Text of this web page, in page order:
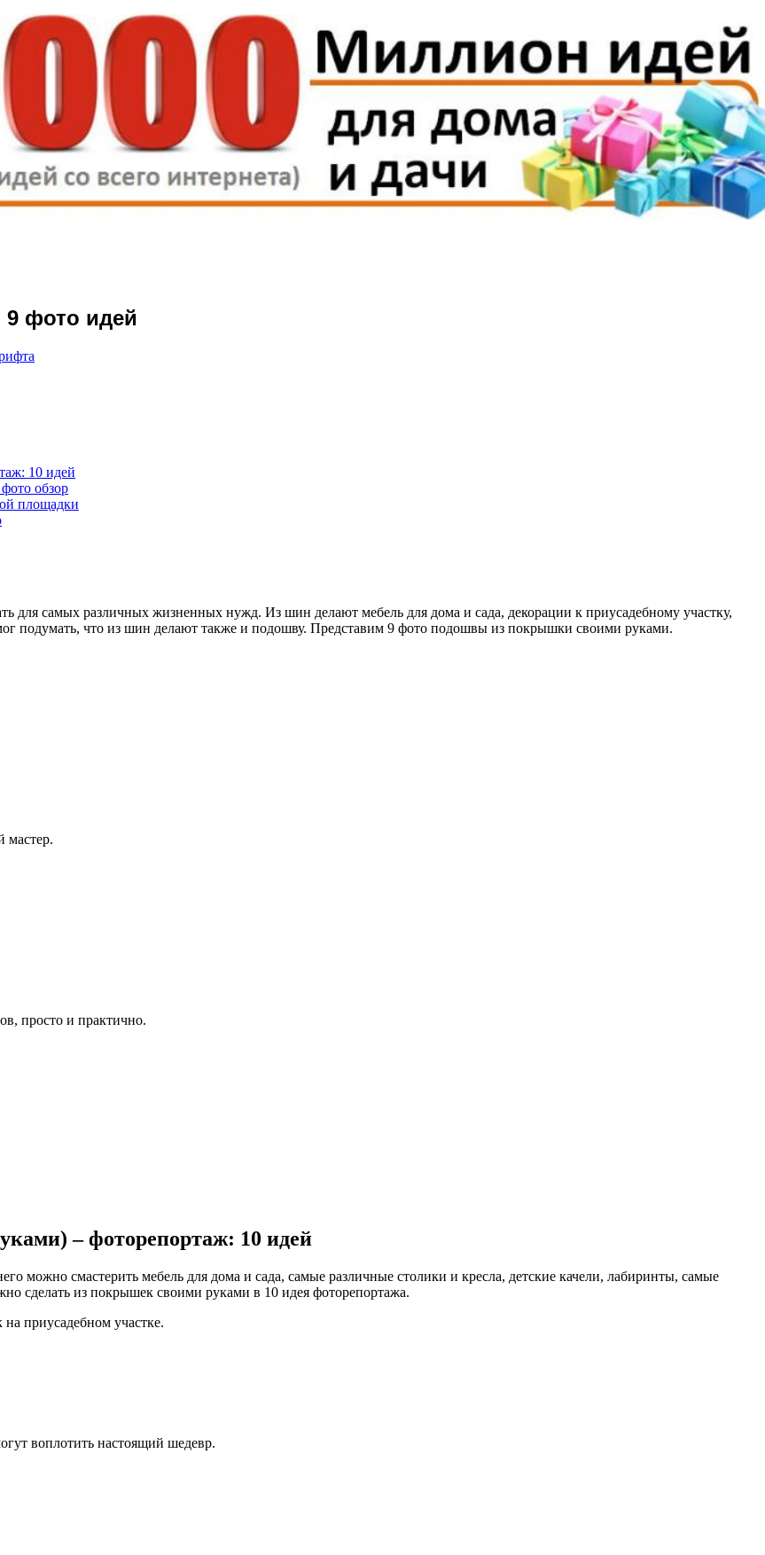
фото идей
10 идей
обзор
площадки
для самых различных жизненных нужд. Из шин делают мебель для дома и сада, декорации к приусадебному участку,
подумать, что из шин делают также и подошву. Представим 9 фото подошвы из покрышки своими руками.
мастер.
просто и практично.
– фоторепортаж: 10 идей
можно смастерить мебель для дома и сада, самые различные столики и кресла, детские качели, лабиринты, самые
сделать из покрышек своими руками в 10 идея фоторепортажа.
приусадебном участке.
воплотить настоящий шедевр.